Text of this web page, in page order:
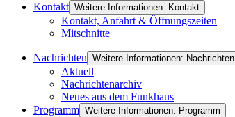
Kontakt Weitere Informationen: Kontakt
Kontakt, Anfahrt & Öffnungszeiten
Mitschnitte
Nachrichten Weitere Informationen: Nachrichten
Aktuell
Nachrichtenarchiv
Neues aus dem Funkhaus
Programm Weitere Informationen: Programm